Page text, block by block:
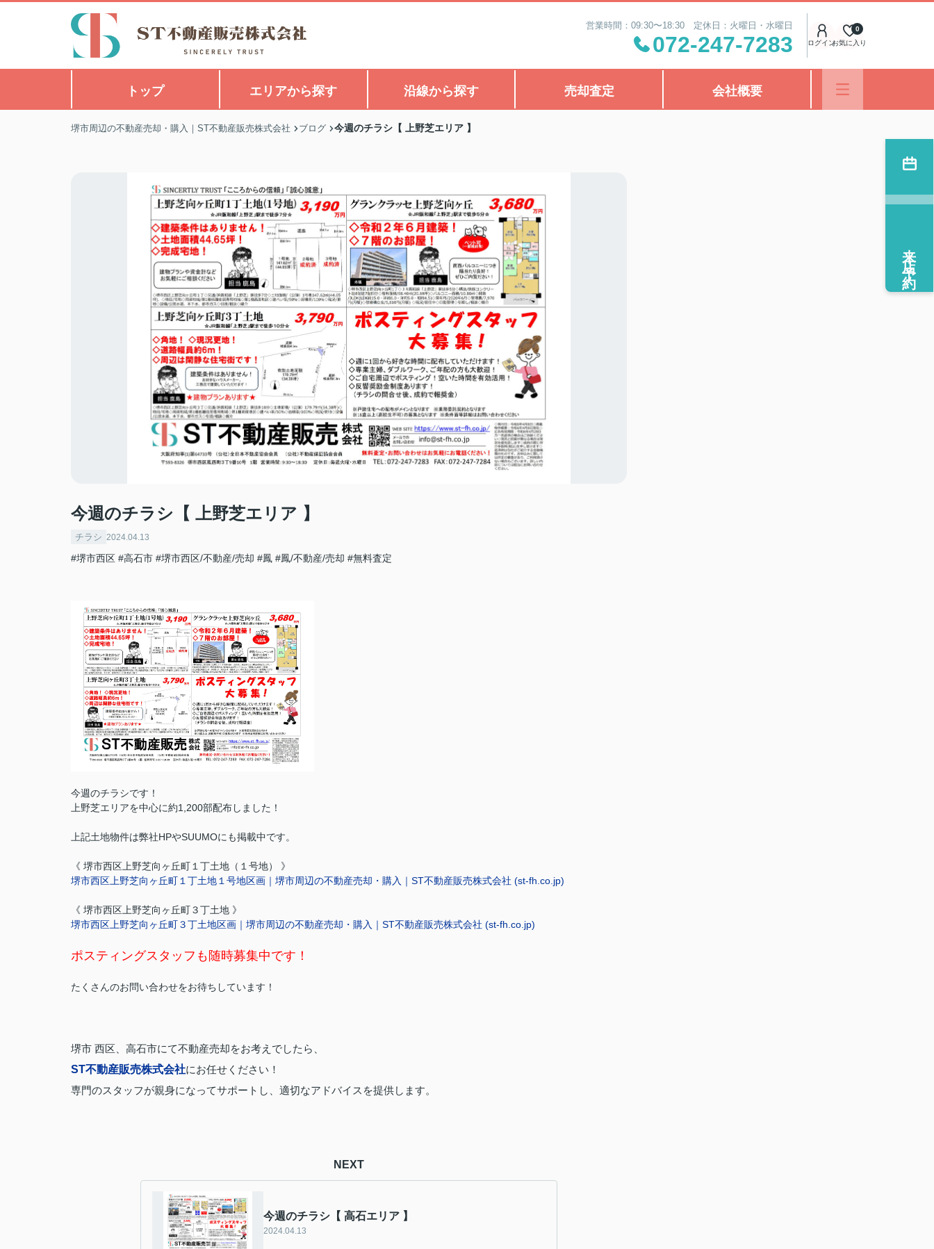
営業時間：09:30〜18:30 定休日：火曜日・水曜日
072-247-7283 ログインお気に入り
0
トップ エリアから探す 沿線から探す 売却査定 会社概要
堺市周辺の不動産売却・購入｜ST不動産販売株式会社 ブログ 今週のチラシ【 上野芝エリア 】
今週のチラシ【 上野芝エリア 】
チラシ 2024.04.13
#堺市西区 #高石市 #堺市西区/不動産/売却 #鳳 #鳳/不動産/売却 #無料査定
今週のチラシです！
上野芝エリアを中心に約1,200部配布しました！
上記土地物件は弊社HPやSUUMOにも掲載中です。
《 堺市西区上野芝向ヶ丘町１丁土地（１号地） 》
堺市西区上野芝向ヶ丘町１丁土地１号地区画｜堺市周辺の不動産売却・購入｜ST不動産販売株式会社 (st-fh.co.jp)
《 堺市西区上野芝向ヶ丘町３丁土地 》
堺市西区上野芝向ヶ丘町３丁土地区画｜堺市周辺の不動産売却・購入｜ST不動産販売株式会社 (st-fh.co.jp)
ポスティングスタッフも随時募集中です！
たくさんのお問い合わせをお待ちしています！
堺市 西区、高石市にて不動産売却をお考えでしたら、
ST不動産販売株式会社にお任せください！
専門のスタッフが親身になってサポートし、適切なアドバイスを提供します。
NEXT
今週のチラシ【 高石エリア 】
2024.04.13
来店予約